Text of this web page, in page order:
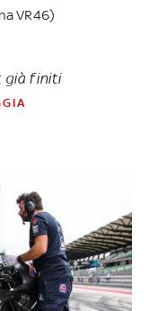
VR46)
già finiti